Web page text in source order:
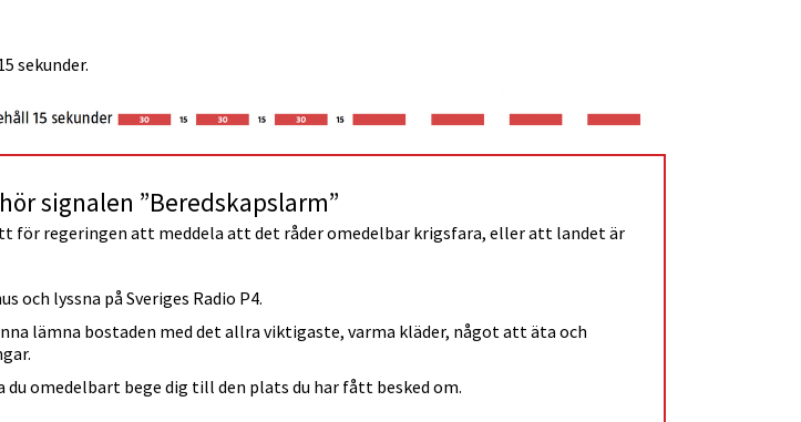
sekunder.
signalen ”Beredskapslarm”
för regeringen att meddela att det råder omedelbar krigsfara, eller att landet är
och lyssna på Sveriges Radio P4.
lämna bostaden med det allra viktigaste, varma kläder, något att äta och
du omedelbart bege dig till den plats du har fått besked om.